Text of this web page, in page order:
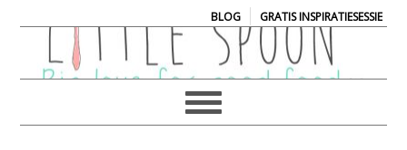
BLOG| GRATIS INSPIRATIESESSIE